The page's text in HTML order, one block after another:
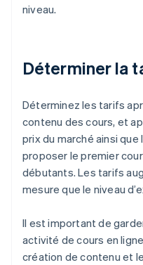
niveau.
Déterminer la
Déterminez les tarifs
contenu des cours, et
prix du marché ainsi
proposer le premier
débutants. Les tarifs
mesure que le niveau
Il est important de
activité de cours en
création de contenu et